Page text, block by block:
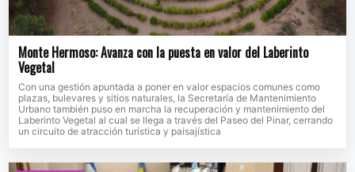
Monte Hermoso: Avanza con la puesta en valor del Laberinto
Vegetal
Con una gestión apuntada a poner en valor espacios comunes como
plazas, bulevares y sitios naturales, la Secretaría de Mantenimiento
Urbano también puso en marcha la recuperación y mantenimiento del
Laberinto Vegetal al cual se llega a través del Paseo del Pinar, cerrando
un circuito de atracción turística y paisajística